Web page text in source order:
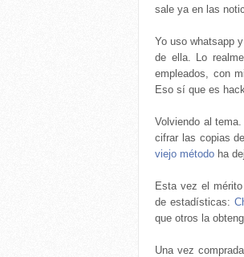
sale ya en las
Yo uso whatsapp
de ella. Lo
empleados, con
Eso sí que es
Volviendo al
cifrar las copias
viejo método ha
Esta vez el
de estadísticas:
que otros la
Una vez